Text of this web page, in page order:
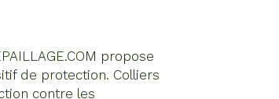
propose
de protection. Colliers
contre les